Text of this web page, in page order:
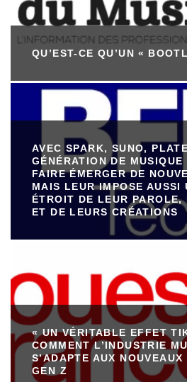
QU’EST-CE QU’UN «
AVEC SPARK, SUNO,
GÉNÉRATION DE
FAIRE ÉMERGER DE
MAIS LEUR IMPOSE AUSSI
ÉTROIT DE LEUR PAROLE,
ET DE LEURS CRÉATIONS
« UN VÉRITABLE EFFET
COMMENT L’INDUSTRIE
S’ADAPTE AUX
GEN Z